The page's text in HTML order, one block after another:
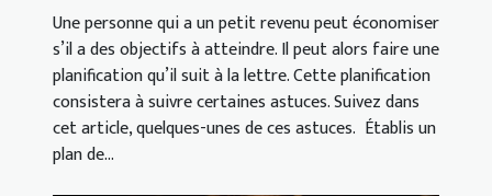
Une personne qui a un petit revenu peut économiser
s’il a des objectifs à atteindre. Il peut alors faire une
planification qu’il suit à la lettre. Cette planification
consistera à suivre certaines astuces. Suivez dans
cet article, quelques-unes de ces astuces. Établis un
plan de...